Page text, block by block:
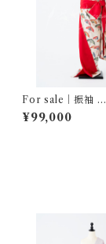
For sale｜振袖 …
文様
¥99,000